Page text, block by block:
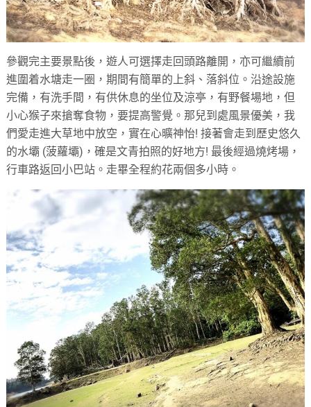
參觀完主要景點後，遊人可選擇走回頭路離開，亦可繼續前
進圍着水塘走一圈，期間有簡單的上斜、落斜位。沿途設施
完備，有洗手間，有供休息的坐位及涼亭，有野餐場地，但
小心猴子來搶奪食物，要提高警覺。那兒到處風景優美，我
們愛走進大草地中放空，實在心曠神怡! 接著會走到歷史悠久
的水壩 (菠蘿壩)，確是文青拍照的好地方! 最後經過燒烤場，
行車路返回小巴站。走畢全程約花兩個多小時。